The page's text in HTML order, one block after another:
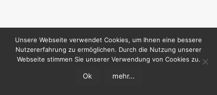
Unsere Webseite verwendet Cookies, um Ihnen eine bessere
Nutzererfahrung zu ermöglichen. Durch die Nutzung unserer
Webseite stimmen Sie unserer Verwendung von Cookies zu.
Ok mehr...